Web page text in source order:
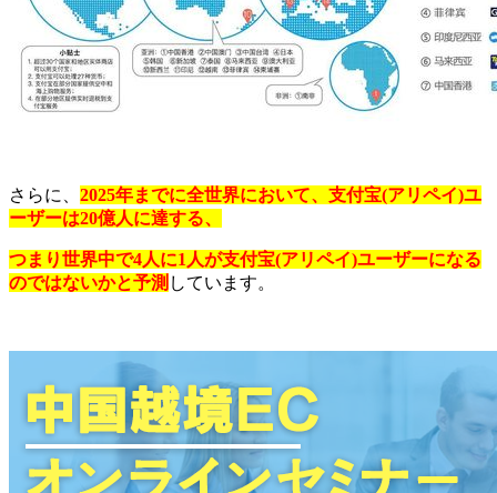
さらに、 2025年までに全世界において、支付宝(アリペイ)ユ
ーザーは20億人に達する、
つまり世界中で4人に1人が支付宝(アリペイ)ユーザーになる
のではないかと予測 しています。